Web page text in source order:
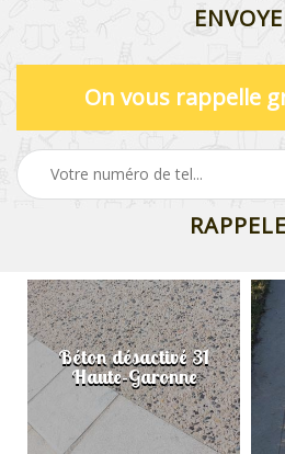
On vous rappelle
Béton désactivé 31
Haute-Garonne